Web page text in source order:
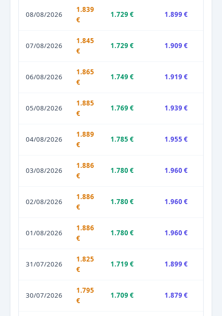
08/08/2026
1.839
€
1.729 € 1.899 €
07/08/2026
1.845
€
1.729 € 1.909 €
06/08/2026
1.865
€
1.749 € 1.919 €
05/08/2026
1.885
€
1.769 € 1.939 €
04/08/2026
1.889
€
1.785 € 1.955 €
03/08/2026
1.886
€
1.780 € 1.960 €
02/08/2026
1.886
€
1.780 € 1.960 €
01/08/2026
1.886
€
1.780 € 1.960 €
31/07/2026
1.825
€
1.719 € 1.899 €
30/07/2026
1.795
€
1.709 € 1.879 €